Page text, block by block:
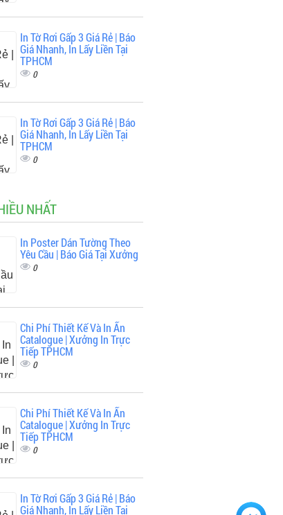
In Tờ Rơi Gấp 3 Giá Rẻ | Báo
Giá Nhanh, In Lấy Liền Tại
TPHCM
0
In Tờ Rơi Gấp 3 Giá Rẻ | Báo
Giá Nhanh, In Lấy Liền Tại
TPHCM
0
NHẤT
In Poster Dán Tường Theo
Yêu Cầu | Báo Giá Tại Xưởng
0
Chi Phí Thiết Kế Và In Ấn
Catalogue | Xưởng In Trực
Tiếp TPHCM
0
Chi Phí Thiết Kế Và In Ấn
Catalogue | Xưởng In Trực
Tiếp TPHCM
0
In Tờ Rơi Gấp 3 Giá Rẻ | Báo
Giá Nhanh, In Lấy Liền Tại